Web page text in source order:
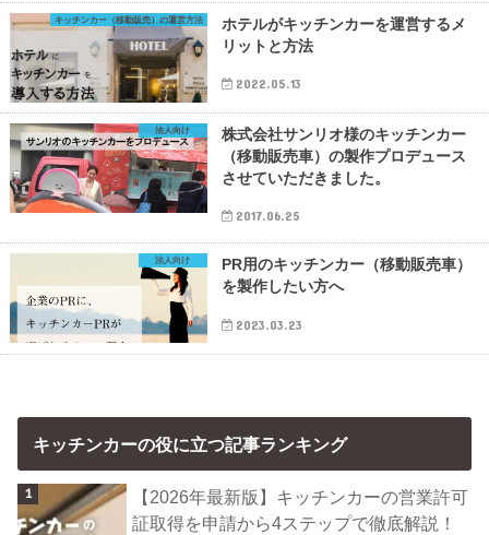
キッチンカー（移動販売）の運営方法
ホテルがキッチンカーを運営するメ
リットと方法
2022.05.13
法人向け
株式会社サンリオ様のキッチンカー
（移動販売車）の製作プロデュース
させていただきました。
2017.06.25
法人向け
PR用のキッチンカー（移動販売車）
を製作したい方へ
2023.03.23
キッチンカーの役に立つ記事ランキング
【2026年最新版】キッチンカーの営業許可
証取得を申請から4ステップで徹底解説！